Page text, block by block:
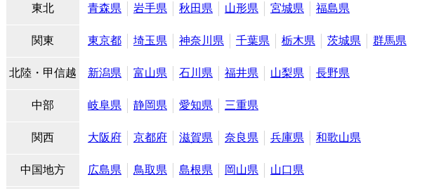
東北 青森県 岩手県 秋田県 山形県 宮城県 福島県
関東 東京都 埼玉県 神奈川県 千葉県 栃木県 茨城県 群馬県
北陸・甲信越 新潟県 富山県 石川県 福井県 山梨県 長野県
中部 岐阜県 静岡県 愛知県 三重県
関西 大阪府 京都府 滋賀県 奈良県 兵庫県 和歌山県
中国地方 広島県 鳥取県 島根県 岡山県 山口県